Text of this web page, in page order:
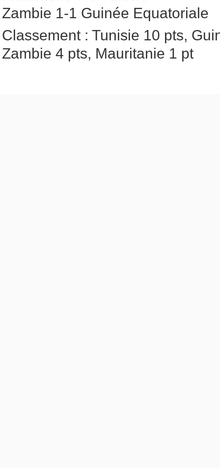
Zambie 1-1 Guinée Equatoriale
Classement : Tunisie 10 pts,
Zambie 4 pts, Mauritanie 1 pt